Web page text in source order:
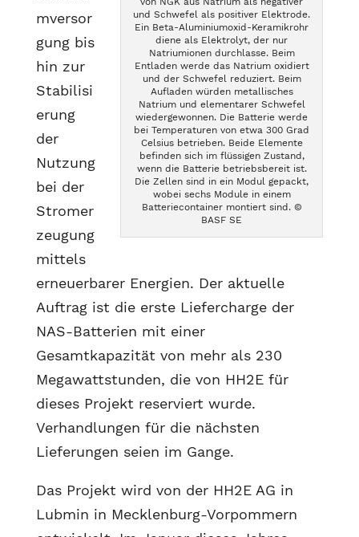
und Schwefel als positiver Elektrode.
Ein Beta-Aluminiumoxid-Keramikrohr
diene als Elektrolyt, der nur
Natriumionen durchlasse. Beim
Entladen werde das Natrium oxidiert
und der Schwefel reduziert. Beim
Aufladen würden metallisches
Natrium und elementarer Schwefel
wiedergewonnen. Die Batterie werde
bei Temperaturen von etwa 300 Grad
Celsius betrieben. Beide Elemente
befinden sich im flüssigen Zustand,
wenn die Batterie betriebsbereit ist.
Die Zellen sind in ein Modul gepackt,
wobei sechs Module in einem
Batteriecontainer montiert sind. ©
BASF SE
mversor
gung bis
hin zur
Stabilisi
erung
der
Nutzung
bei der
Stromer
zeugung
mittels
erneuerbarer Energien. Der aktuelle
Auftrag ist die erste Liefercharge der
NAS-Batterien mit einer
Gesamtkapazität von mehr als 230
Megawattstunden, die von HH2E für
dieses Projekt reserviert wurde.
Verhandlungen für die nächsten
Lieferungen seien im Gange.
Das Projekt wird von der HH2E AG in
Lubmin in Mecklenburg-Vorpommern